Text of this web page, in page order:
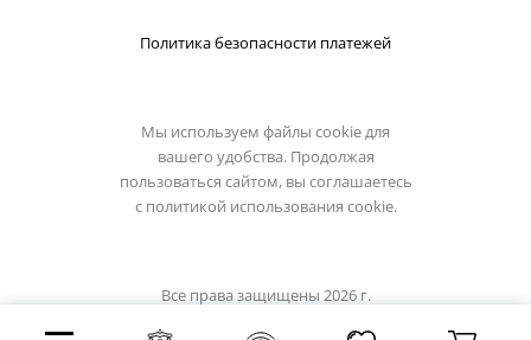
Политика безопасности платежей
Мы используем файлы cookie для
вашего удобства. Продолжая
пользоваться сайтом, вы соглашаетесь
с политикой использования cookie.
Все права защищены 2026 г.